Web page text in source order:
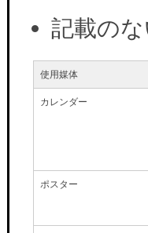
記載の
使用媒体
カレンダー
ポスター